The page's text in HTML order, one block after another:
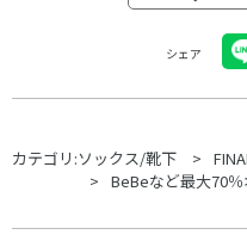
シェア
カテゴリ:ソックス/靴下
BeBeなど最大70